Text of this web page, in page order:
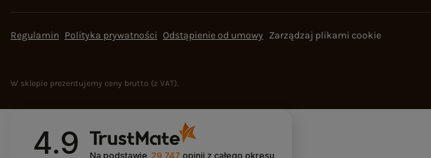
Regulamin Polityka prywatności Odstąpienie od umowy Zarządzaj plikami cookie
W sklepie prezentujemy ceny brutto (z VAT).
4.9 Na podstawie 29 747 opinii z całego okresu